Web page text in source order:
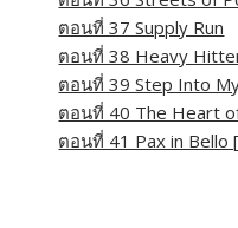
ตอนที่ 37 Supply Run
ตอนที่ 38 Heavy
ตอนที่ 39 Step Into
ตอนที่ 40 The Heart
ตอนที่ 41 Pax in Bello